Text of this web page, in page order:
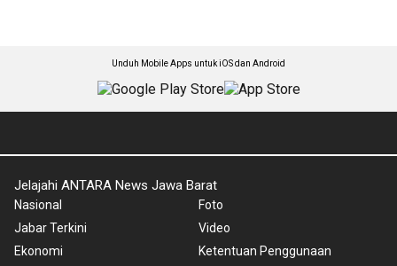
Unduh Mobile Apps untuk iOS dan Android
Jelajahi ANTARA News Jawa Barat
Nasional
Jabar Terkini
Ekonomi
Foto
Video
Ketentuan Penggunaan